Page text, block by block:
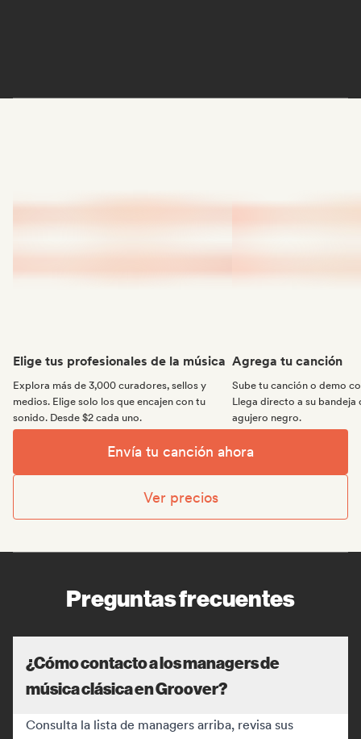
Elige tus profesionales de la música
Explora más de 3,000 curadores, sellos y
medios. Elige solo los que encajen con tu
sonido. Desde $2 cada uno.
Agrega tu canción
Sube tu canción o demo
Llega directo a su bandeja
agujero negro.
Envía tu canción ahora
Ver precios
Preguntas frecuentes
¿Cómo contacto a los managers de
música clásica en Groover?
Consulta la lista de managers arriba, revisa sus